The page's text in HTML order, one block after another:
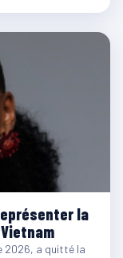
la
2026, a quitté la